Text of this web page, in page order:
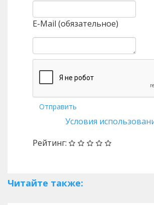
E-Mail (обязательное)
Отправить
Условия
Рейтинг:
Читайте также: